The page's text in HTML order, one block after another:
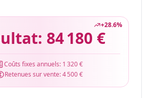
+28.6%
84 180 €
Coûts fixes annuels: 1 320 €
Retenues sur vente:4 500 €